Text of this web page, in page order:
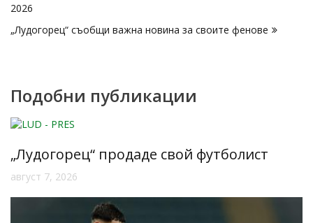
2026
„Лудогорец“ съобщи важна новина за своите фенове
Подобни публикации
„Лудогорец“ продаде свой футболист
август 7, 2026